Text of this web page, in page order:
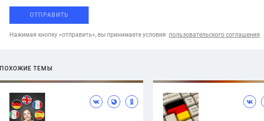
ОТПРАВИТЬ
Нажимая кнопку «отправить», вы принимаете условия пользовательского соглашения
ПОХОЖИЕ ТЕМЫ